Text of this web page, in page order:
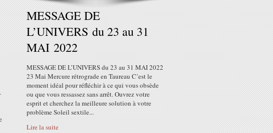
MESSAGE DE
L’UNIVERS du 23 au 31
MAI 2022
MESSAGE DE L’UNIVERS du 23 au 31 MAI 2022
23 Mai Mercure rétrograde en Taureau C’est le
moment idéal pour réfléchir à ce qui vous obsède
ou que vous ressassez sans arrêt. Ouvrez votre
esprit et cherchez la meilleure solution à votre
problème Soleil sextile...
Lire la suite